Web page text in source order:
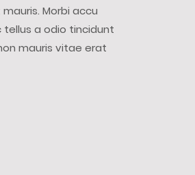
Morbi accu
tellus a odio tincidunt
mauris vitae erat